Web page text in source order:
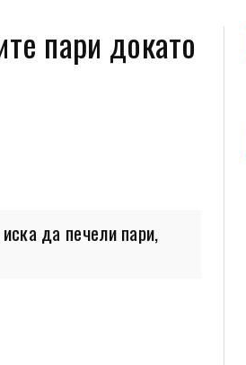
пари докато
да печели пари,